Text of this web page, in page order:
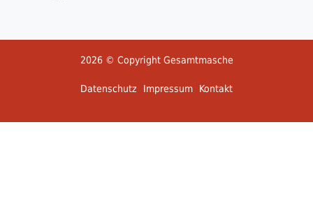
2026 © Copyright Gesamtmasche
Datenschutz Impressum Kontakt